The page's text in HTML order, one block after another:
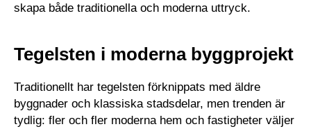
skapa både traditionella och moderna uttryck.
Tegelsten i moderna byggprojekt
Traditionellt har tegelsten förknippats med äldre
byggnader och klassiska stadsdelar, men trenden är
tydlig: fler och fler moderna hem och fastigheter väljer